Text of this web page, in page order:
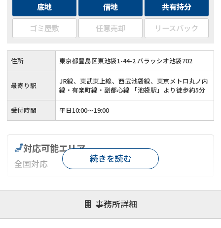
底地
借地
共有持分
ゴミ屋敷
任意売却 リースバック
住所 東京都豊島区東池袋1-44-2 バラッシオ池袋702
最寄り駅
JR線、東武東上線、西武池袋線、東京メトロ丸ノ内
線・有楽町線・副都心線 「池袋駅」より徒歩約5分
受付時間 平日10:00～19:00
事務所詳細
対応可能エリア
全国対応
対応が親身 オンライン面談可能
レスポンスが早い
1億円以上の買取可
続きを読む